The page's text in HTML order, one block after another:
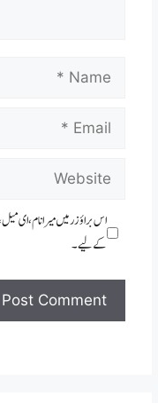
Email
Website
اس براؤزر میں میرا نام، ای
کےلیے۔